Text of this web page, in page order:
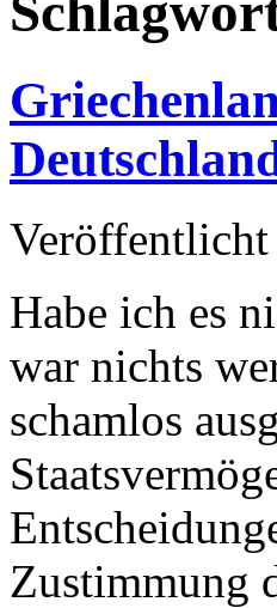
Veröffentlicht
Habe ich es
war nichts
schamlos
Zustimmung